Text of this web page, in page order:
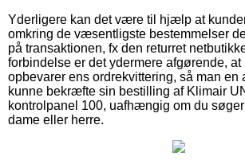
Yderligere kan det være til hjælp at
omkring de væsentligste bestemmelser
på transaktionen, fx den returret
forbindelse er det ydermere afgørende, at
opbevarer ens ordrekvittering, så man en
kunne bekræfte sin bestilling af Klimair
kontrolpanel 100, uafhængig om du
dame eller herre.